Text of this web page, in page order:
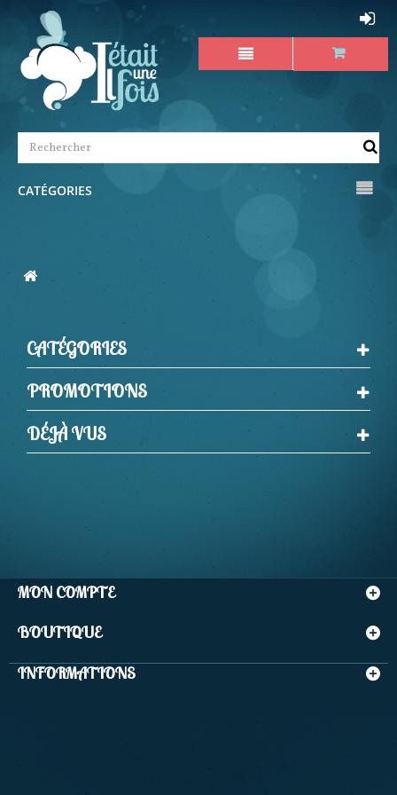
CATÉGORIES
CATÉGORIES
PROMOTIONS
DÉJÀ VUS
MON COMPTE
BOUTIQUE
INFORMATIONS